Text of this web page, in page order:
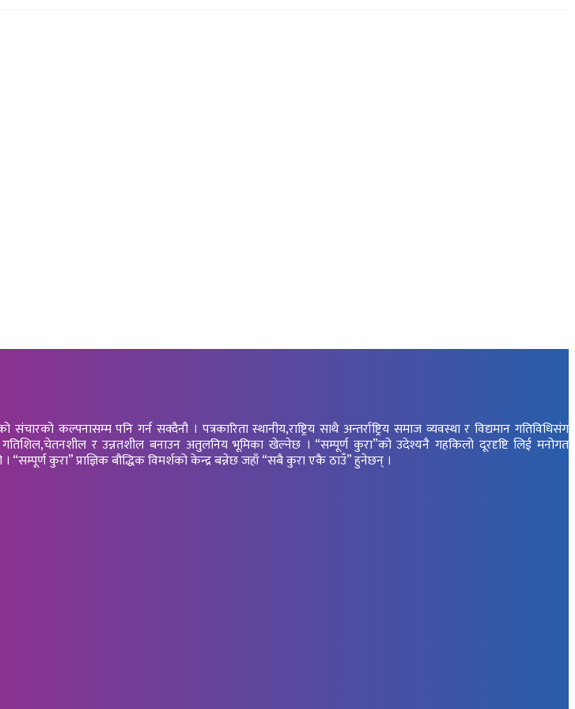
कल्पनासम्म पनि गर्न सक्दैनौ । पत्रकारिता स्थानीय,राष्ट्रिय साथै अन्तर्राष्ट्रिय समाज व्यवस्था र विद्यमान गतिविधिसंग
गतिशिल,चेतनशील र उन्नतशील बनाउन अतुलनिय भूमिका खेल्नेछ । “सम्पूर्ण कुरा”को उदेश्यनै गहकिलो दूरदृष्टि लिई मनोगत
“सम्पूर्ण कुरा” प्राज्ञिक बौद्धिक विमर्शको केन्द्र बन्नेछ जहाँ “सबै कुरा एकै ठाउँ” हुनेछन् ।